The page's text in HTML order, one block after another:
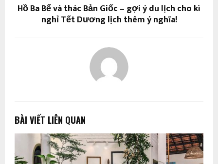
Hồ Ba Bể và thác Bản Giốc – gợi ý du lịch cho kì
nghỉ Tết Dương lịch thêm ý nghĩa!
BÀI VIẾT LIÊN QUAN